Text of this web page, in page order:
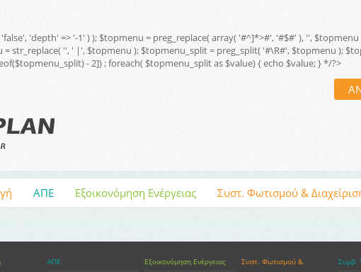
'depth' => '-1' ) ); $topmenu = preg_replace( array( '#^]*>#', '#$#' ), '', $topmenu
str_replace( '', ' |', $topmenu ); $topmenu_split = preg_split( '#\R#', $topmenu );
- 2]) ; foreach( $topmenu_split as $value) { echo $value; } */?>
ΑΠΕ Εξοικονόμηση Ενέργειας Συστ. Φωτισμού &
ΑΠΕ
Εξοικονόμηση Ενέργειας
Συστ. Φωτισμού &
Συμβ.